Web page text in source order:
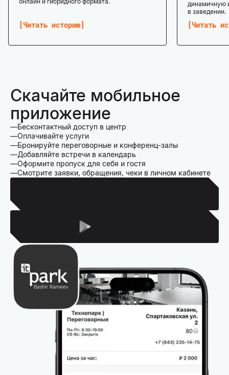
Читать историю Читать
динамичную
в заведении.
Скачайте мобильное
приложение
Бесконтактный доступ в центр
Оплачивайте услуги
Бронируйте переговорные и конференц-залы
Добавляйте встречи в календарь
Оформите пропуск для себя и гостя
Смотрите заявки, обращения, чеки в личном кабинете